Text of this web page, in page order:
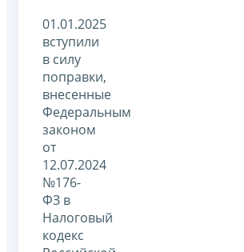
01.01.2025
вступили
в силу
поправки,
внесенные
Федеральным
законом
от
12.07.2024
№176-
ФЗ в
Налоговый
кодекс